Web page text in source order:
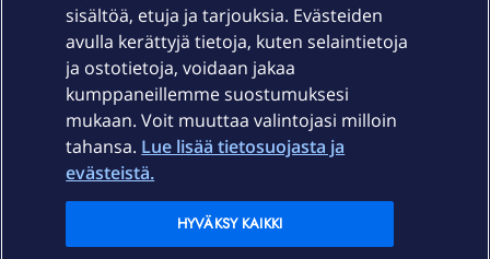
Palvelut
Ajankohtaista
Elisa Oyj
sisältöä, etuja ja tarjouksia. Evästeiden
avulla kerättyjä tietoja, kuten selaintietoja
ja ostotietoja, voidaan jakaa
kumppaneillemme suostumuksesi
mukaan. Voit muuttaa valintojasi milloin
tahansa. Lue lisää tietosuojasta ja
evästeistä.
HYVÄKSY KAIKKI